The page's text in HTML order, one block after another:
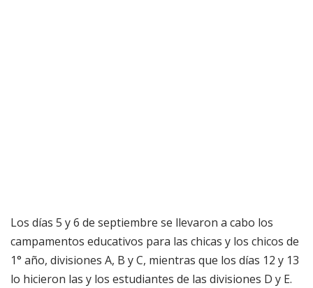
Los días 5 y 6 de septiembre se llevaron a cabo los
campamentos educativos para las chicas y los chicos de
1° año, divisiones A, B y C, mientras que los días 12 y 13
lo hicieron las y los estudiantes de las divisiones D y E.